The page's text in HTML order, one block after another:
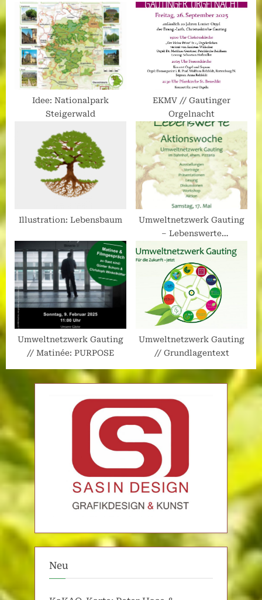
Idee: Nationalpark
Steigerwald
EKMV // Gautinger
Orgelnacht
Illustration: Lebensbaum
Umweltnetzwerk Gauting
– Lebenswerte
Aktionswoche
Umweltnetzwerk Gauting
// Matinée: PURPOSE
Umweltnetzwerk Gauting
// Grundlagentext
Neu